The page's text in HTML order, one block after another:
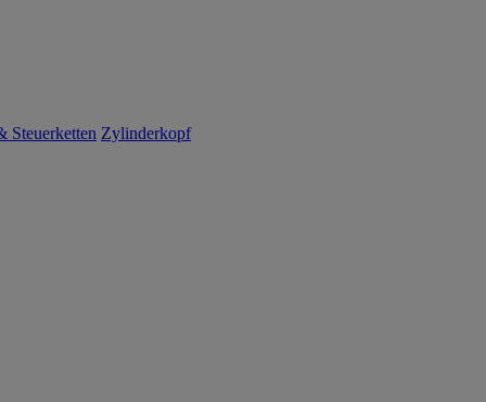
Steuerketten Zylinderkopf